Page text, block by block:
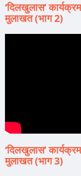
‘दिलखुलास’
मुलाखत (भाग 2)
‘दिलखुलास’
मुलाखत (भाग 3)